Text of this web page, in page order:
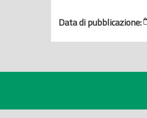
Data di pubblicazione: